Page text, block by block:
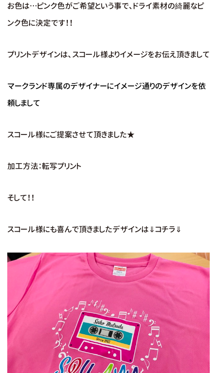
お色は…ピンク色がご希望という事で、ドライ素材の綺麗なピ
ンク色に決定です！！
プリントデザインは、スコール様よりイメージをお伝え頂きまして
マークランド専属のデザイナーにイメージ通りのデザインを依
頼しまして
スコール様にご提案させて頂きました★
加工方法：転写プリント
そして！！
スコール様にも喜んで頂きましたデザインは⇓コチラ⇓